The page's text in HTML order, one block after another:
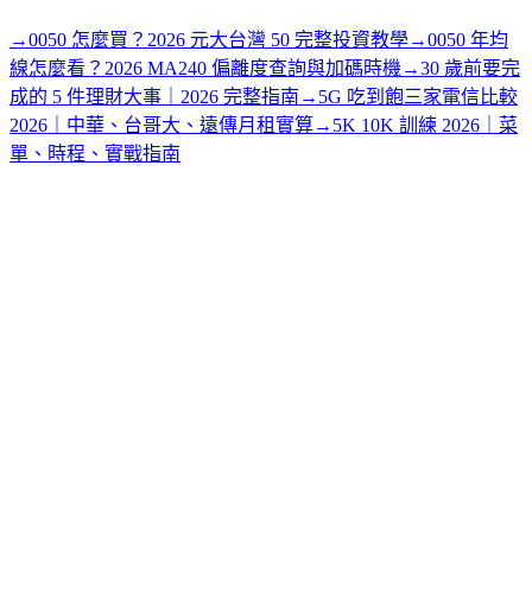
→0050 怎麼買？2026 元大台灣 50 完整投資教學→0050 年均
線怎麼看？2026 MA240 偏離度查詢與加碼時機 →30 歲前要完
成的 5 件理財大事｜2026 完整指南 → 5G 吃到飽三家電信比較
2026｜中華、台哥大、遠傳月租實算→ 5K 10K 訓練 2026｜菜
單、時程、實戰指南